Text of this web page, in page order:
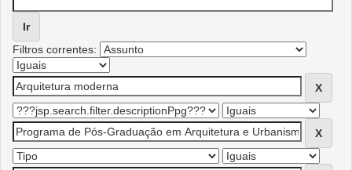
Filtros correntes: